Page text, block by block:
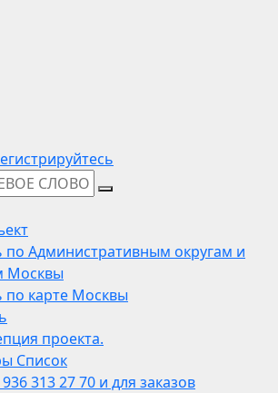
по Административным округам и
Москвы
по карте Москвы
проекта.
Список
313 27 70 и для заказов